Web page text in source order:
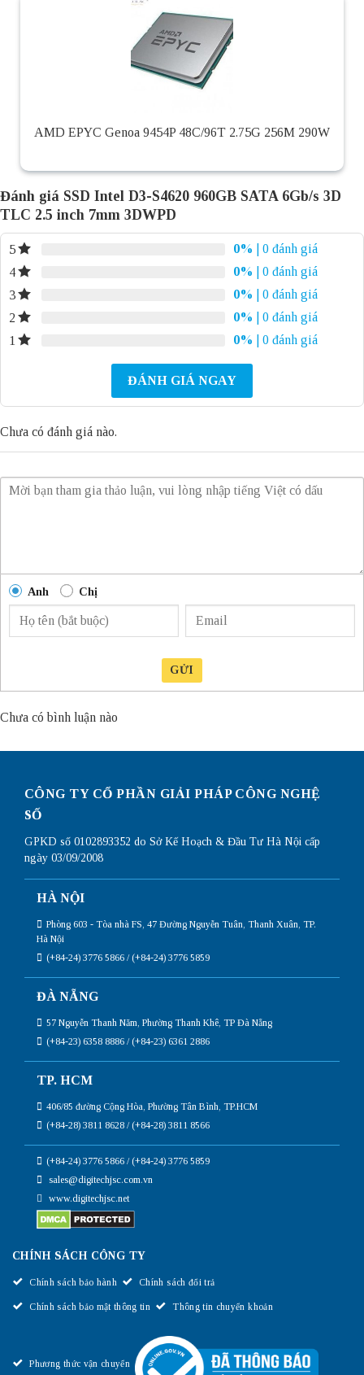
AMD EPYC Genoa 9454P 48C/96T 2.75G 256M 290W
Đánh giá SSD Intel D3-S4620 960GB SATA 6Gb/s 3D
TLC 2.5 inch 7mm 3DWPD
5 0%
| 0 đánh giá
4
0%
| 0 đánh giá
3
0%
| 0 đánh giá
2
0%
| 0 đánh giá
1
0% | 0 đánh giá
ĐÁNH GIÁ NGAY
Chưa có đánh giá nào.
Anh Chị
GỬI
Chưa có bình luận nào
CÔNG TY CỔ PHẦN GIẢI PHÁP CÔNG NGHỆ
SỐ
GPKD số 0102893352 do Sở Kế Hoạch & Đầu Tư Hà Nội cấp
ngày 03/09/2008
HÀ NỘI
Phòng 603 - Tòa nhà FS, 47 Đường Nguyễn Tuân, Thanh Xuân, TP.
Hà Nội
(+84-24) 3776 5866 / (+84-24) 3776 5859
ĐÀ NẴNG
57 Nguyễn Thanh Năm, Phường Thanh Khê, TP Đà Nẵng
(+84-23) 6358 8886 / (+84-23) 6361 2886
TP. HCM
406/85 đường Cộng Hòa, Phường Tân Bình, TP.HCM
(+84-28) 3811 8628 / (+84-28) 3811 8566
(+84-24) 3776 5866 / (+84-24) 3776 5859
sales@digitechjsc.com.vn
www.digitechjsc.net
CHÍNH SÁCH CÔNG TY
Chính sách bảo hành Chính sách đổi trả
Chính sách bảo mật thông tin Thông tin chuyển khoản
Phương thức vận chuyển